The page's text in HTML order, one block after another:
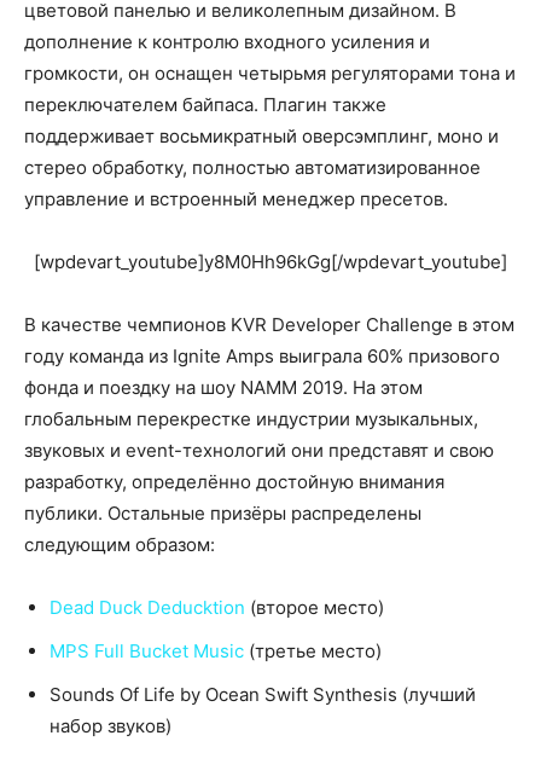
цветовой панелью и великолепным дизайном. В
дополнение к контролю входного усиления и
громкости, он оснащен четырьмя регуляторами тона и
переключателем байпаса. Плагин также
поддерживает восьмикратный оверсэмплинг, моно и
стерео обработку, полностью автоматизированное
управление и встроенный менеджер пресетов.
[wpdevart_youtube]y8M0Hh96kGg[/wpdevart_youtube]
В качестве чемпионов KVR Developer Challenge в этом
году команда из Ignite Amps выиграла 60% призового
фонда и поездку на шоу NAMM 2019. На этом
глобальным перекрестке индустрии музыкальных,
звуковых и event-технологий они представят и свою
разработку, определённо достойную внимания
публики. Остальные призёры распределены
следующим образом:
Dead Duck Deducktion (второе место)
MPS Full Bucket Music (третье место)
Sounds Of Life by Ocean Swift Synthesis (лучший
набор звуков)